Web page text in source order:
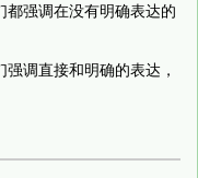
都强调在没有明确表达的
强调直接和明确的表达，